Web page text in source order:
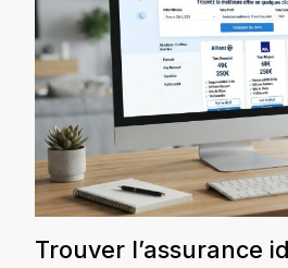
Trouver l’assurance